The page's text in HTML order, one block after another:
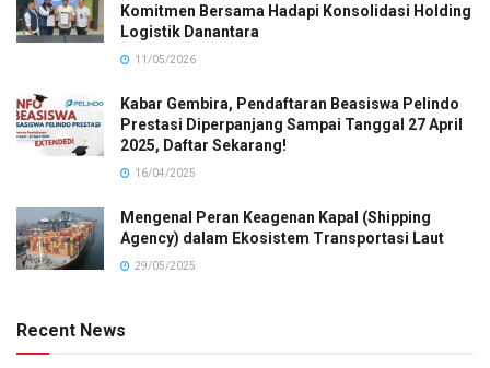
Komitmen Bersama Hadapi Konsolidasi Holding
Logistik Danantara
11/05/2026
Kabar Gembira, Pendaftaran Beasiswa Pelindo
Prestasi Diperpanjang Sampai Tanggal 27 April
2025, Daftar Sekarang!
16/04/2025
Mengenal Peran Keagenan Kapal (Shipping
Agency) dalam Ekosistem Transportasi Laut
29/05/2025
Recent News